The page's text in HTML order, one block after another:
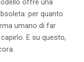
per quanto
umano di far
E su questo,